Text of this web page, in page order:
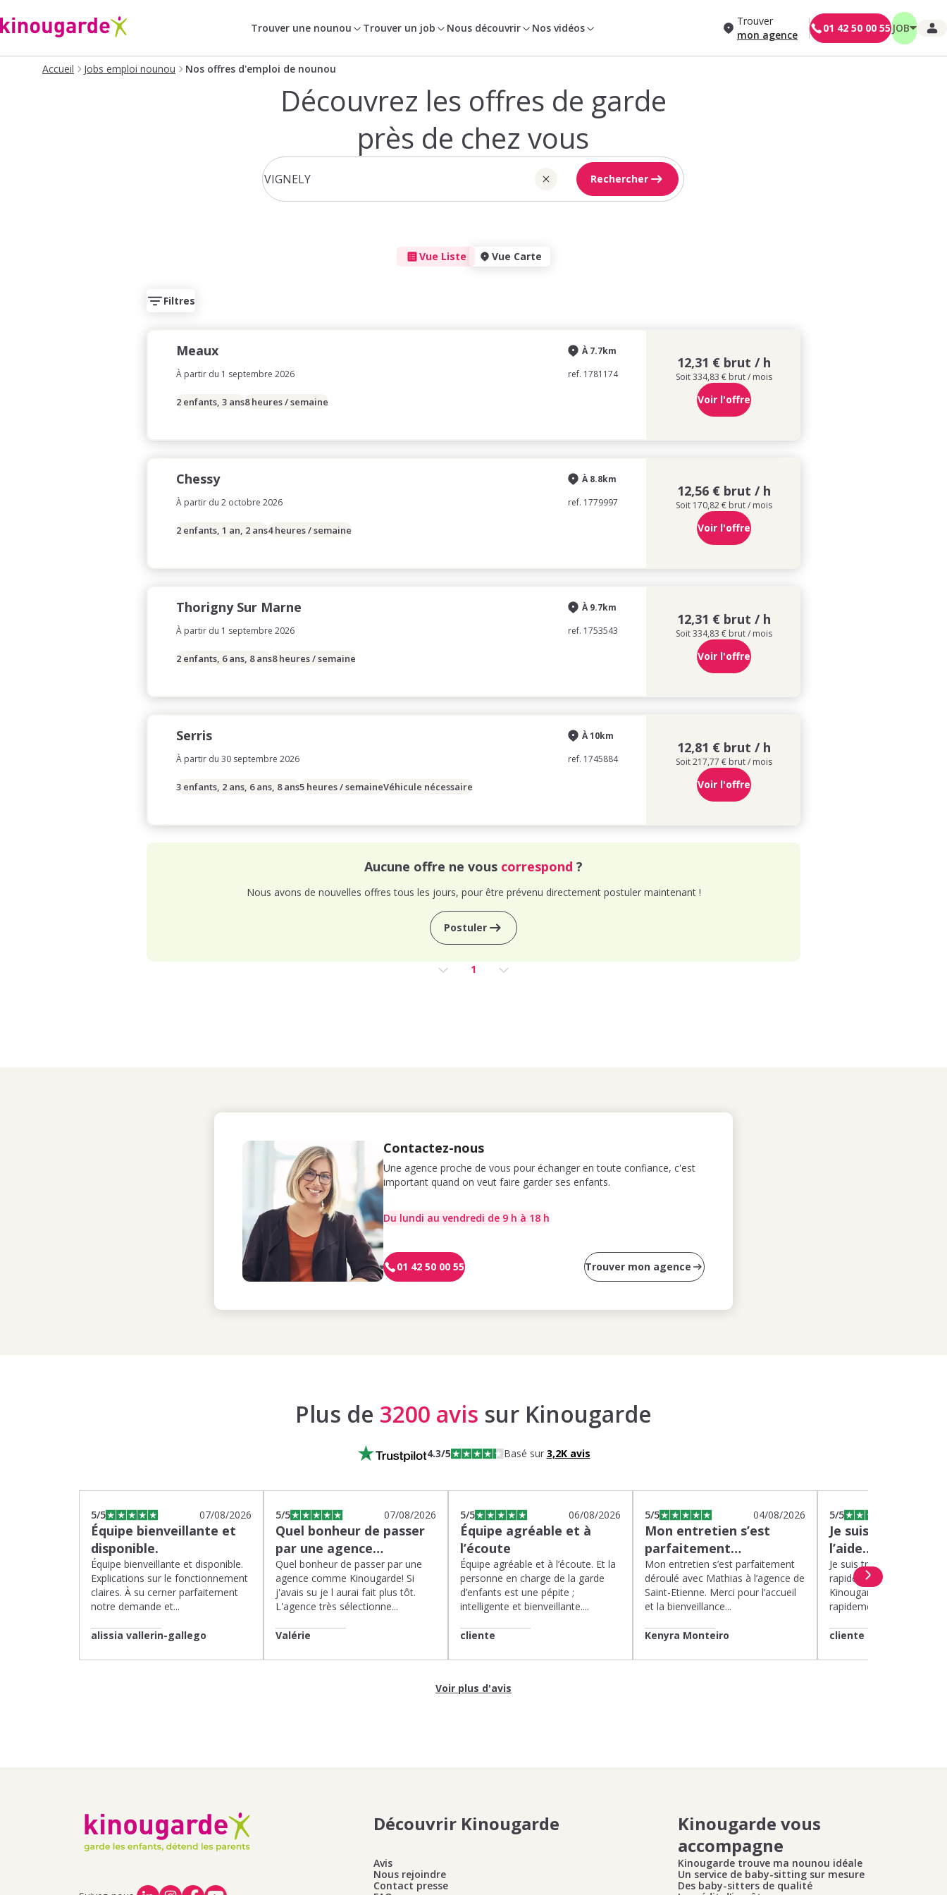
Trouver une nounou Trouver un job Nous découvrir Nos vidéos
Trouver
mon agence
01 42 50 00 55 JOB
Accueil Jobs emploi nounou Nos offres d'emploi de nounou
Découvrez les offres de garde
près de chez vous
Rechercher
Vue Liste Vue Carte
Filtres
Meaux
À partir du 1 septembre 2026
À 7.7km
ref. 1781174
2 enfants, 3 ans8 heures / semaine
12,31 € brut / h
Soit 334,83 € brut / mois
Voir l'offre
Chessy
À partir du 2 octobre 2026
À 8.8km
ref. 1779997
2 enfants, 1 an, 2 ans4 heures / semaine
12,56 € brut / h
Soit 170,82 € brut / mois
Voir l'offre
Thorigny Sur Marne
À partir du 1 septembre 2026
À 9.7km
ref. 1753543
2 enfants, 6 ans, 8 ans8 heures / semaine
12,31 € brut / h
Soit 334,83 € brut / mois
Voir l'offre
Serris
À partir du 30 septembre 2026
À 10km
ref. 1745884
3 enfants, 2 ans, 6 ans, 8 ans5 heures / semaineVéhicule nécessaire
12,81 € brut / h
Soit 217,77 € brut / mois
Voir l'offre
Aucune offre ne vous correspond ?
Nous avons de nouvelles offres tous les jours, pour être prévenu directement postuler maintenant !
Postuler
1
Contactez-nous
Une agence proche de vous pour échanger en toute confiance, c'est
important quand on veut faire garder ses enfants.
Du lundi au vendredi de 9 h à 18 h
01 42 50 00 55 Trouver mon agence
Plus de 3200 avis sur Kinougarde
4.3/5 Basé sur 3,2Kavis
5/5 07/08/2026
Équipe bienveillante et
disponible.
Équipe bienveillante et disponible.
Explications sur le fonctionnement
claires. À su cerner parfaitement
notre demande et...
alissia vallerin-gallego
5/5 07/08/2026
Quel bonheur de passer
par une agence…
Quel bonheur de passer par une
agence comme Kinougarde! Si
j'avais su je l aurai fait plus tôt.
L'agence très sélectionne...
Valérie
5/5 06/08/2026
Équipe agréable et à
l’écoute
Équipe agréable et à l’écoute. Et la
personne en charge de la garde
d’enfants est une pépite ;
intelligente et bienveillante....
cliente
5/5 04/08/2026
Mon entretien s’est
parfaitement…
Mon entretien s’est parfaitement
déroulé avec Mathias à l’agence de
Saint-Etienne. Merci pour l’accueil
et la bienveillance...
Kenyra Monteiro
5/5
Je suis très
l’aide…
Je suis très satisfaite de
rapide et efficace
Kinougarde. On m’a
rapidement et une
cliente
Voir plus d'avis
Découvrir Kinougarde
Avis
Nous rejoindre
Contact presse
Kinougarde vous
accompagne
Kinougarde trouve ma nounou idéale
Un service de baby-sitting sur mesure
Des baby-sitters de qualité